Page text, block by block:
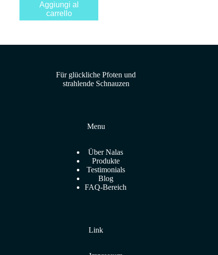
Aggiungi al
carrello
Für glückliche Pfoten und
strahlende Schnauzen
Menu
Über Nalas
Produkte
Testimonials
Blog
FAQ-Bereich
Link